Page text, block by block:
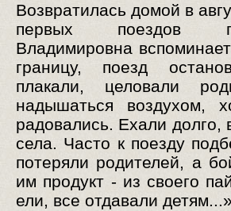
Возвратилась домой в
первых поездов
Владимировна
границу, поезд
плакали, целовали
надышаться воздухом,
радовались. Ехали
села. Часто к поезду
потеряли родителей, а
им продукт - из своего
ели, все отдавали